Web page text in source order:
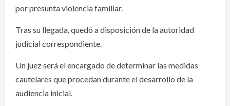
por presunta violencia familiar.
Tras su llegada, quedó a disposición de la autoridad
judicial correspondiente.
Un juez será el encargado de determinar las medidas
cautelares que procedan durante el desarrollo de la
audiencia inicial.